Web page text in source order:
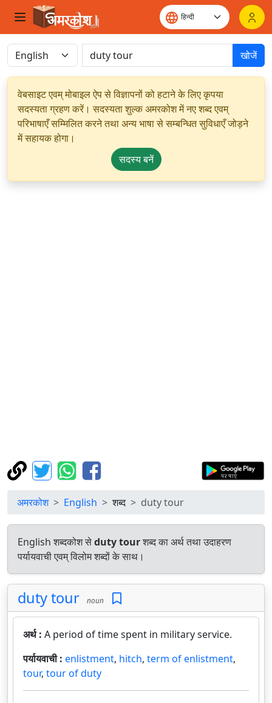
खोजें
वेबसाइट एवम् मोबाइल ऐप से विज्ञापनों को हटाने के लिए कृपया
सदस्यता ग्रहण करें। सदस्यता शुल्क अमरकोश में नए शब्द एवम्
परिभाषाएँ सम्मिलित करने तथा अन्य भाषा से सम्बन्धित सुविधाएँ जोड़ने
में सहायक होगा।
सदस्य बनें
अमरकोश English शब्द duty tour
English शब्दकोश सेduty tourशब्द का अर्थ तथा उदाहरण
पर्यायवाची एवम् विलोम शब्दों के साथ।
duty tour noun
अर्थ : A period of time spent in military service.
पर्यायवाची : enlistment, hitch, term of enlistment,
tour, tour of duty